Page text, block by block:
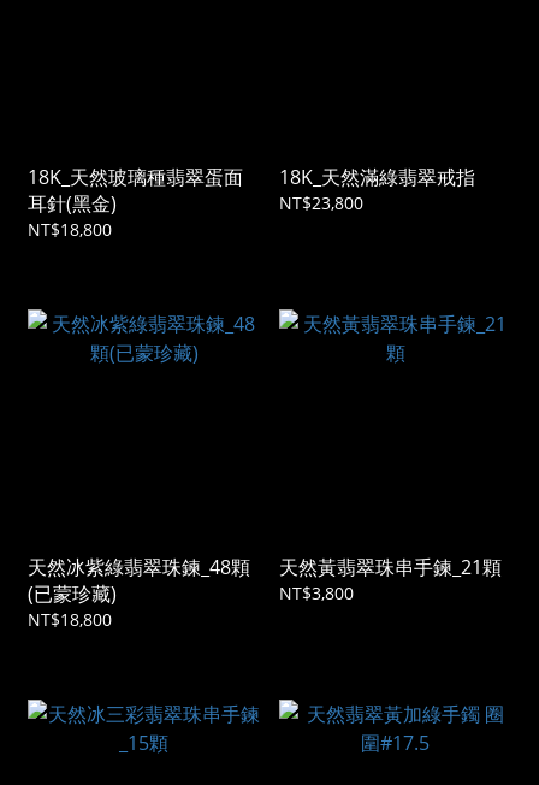
18K_天然玻璃種翡翠蛋面
耳針(黑金)
NT$18,800
18K_天然滿綠翡翠戒指
NT$23,800
天然冰紫綠翡翠珠鍊_48顆
(已蒙珍藏)
NT$18,800
天然黃翡翠珠串手鍊_21顆
NT$3,800